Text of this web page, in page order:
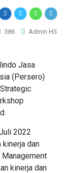
386 Admin HS
Jasa
(Persero)
2022
dan
kinerja dan